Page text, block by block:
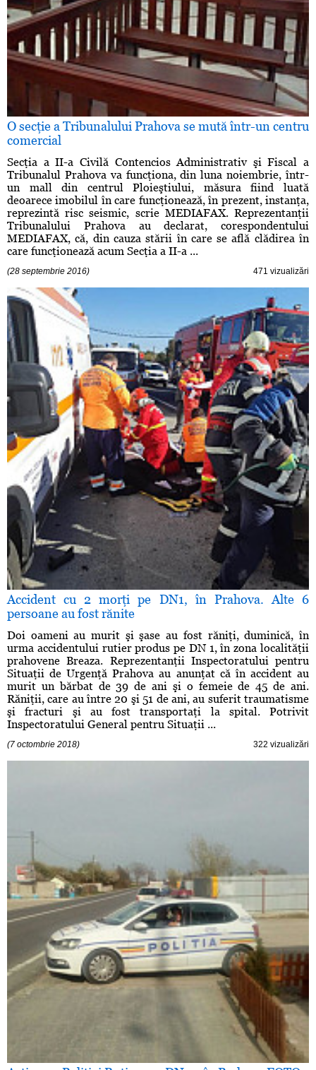
O secţie a Tribunalului Prahova se mută într-un centru
comercial
Secţia a II-a Civilă Contencios Administrativ şi Fiscal a
Tribunalul Prahova va funcţiona, din luna noiembrie, într-
un mall din centrul Ploieştiului, măsura fiind luată
deoarece imobilul în care funcţionează, în prezent, instanţa,
reprezintă risc seismic, scrie MEDIAFAX. Reprezentanţii
Tribunalului Prahova au declarat, corespondentului
MEDIAFAX, că, din cauza stării în care se află clădirea în
care funcţionează acum Secţia a II-a ...
(28 septembrie 2016) 471 vizualizări
Accident cu 2 morţi pe DN1, în Prahova. Alte 6
persoane au fost rănite
Doi oameni au murit şi şase au fost răniţi, duminică, în
urma accidentului rutier produs pe DN 1, în zona localităţii
prahovene Breaza. Reprezentanţii Inspectoratului pentru
Situaţii de Urgenţă Prahova au anunţat că în accident au
murit un bărbat de 39 de ani şi o femeie de 45 de ani.
Răniţii, care au între 20 şi 51 de ani, au suferit traumatisme
şi fracturi şi au fost transportaţi la spital. Potrivit
Inspectoratului General pentru Situaţii ...
(7 octombrie 2018) 322 vizualizări